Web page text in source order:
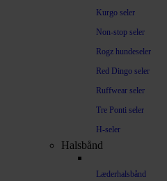
Kurgo seler
Non-stop seler
Rogz hundeseler
Red Dingo seler
Ruffwear seler
Tre Ponti seler
H-seler
Halsbånd
Læderhalsbånd